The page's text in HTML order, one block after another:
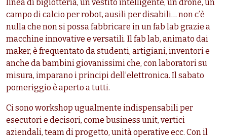
linea di bigiotteria, un vestito intelligente, un drone, un
campo di calcio per robot, ausili per disabili… non c’è
nulla che non si possa fabbricare in un fab lab grazie a
macchine innovative e versatili. Il fab lab, animato dai
maker, è frequentato da studenti, artigiani, inventori e
anche da bambini giovanissimi che, con laboratori su
misura, imparano i principi dell’elettronica. Il sabato
pomeriggio è aperto a tutti.
Ci sono workshop ugualmente indispensabili per
esecutori e decisori, come business unit, vertici
aziendali, team di progetto, unità operative ecc. Con il